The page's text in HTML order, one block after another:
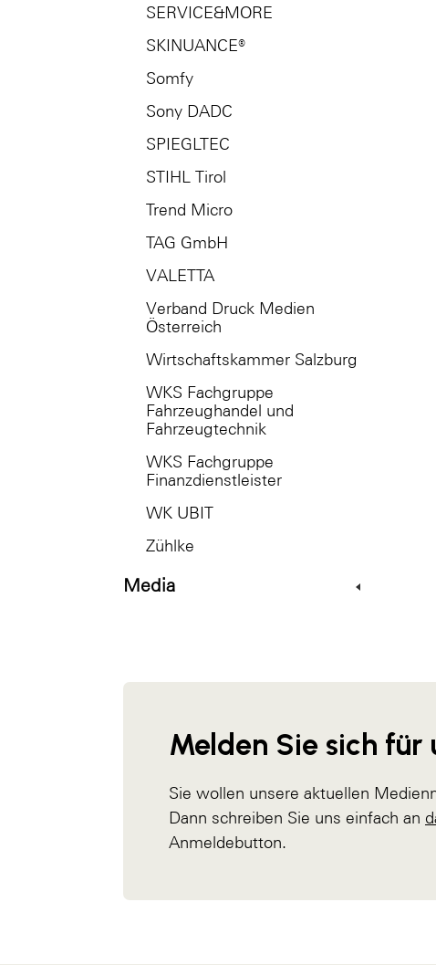
SERVICE&MORE
SKINUANCE®
Somfy
Sony DADC
SPIEGLTEC
STIHL Tirol
Trend Micro
TAG GmbH
VALETTA
Verband Druck Medien
Österreich
Wirtschaftskammer Salzburg
WKS Fachgruppe
Fahrzeughandel und
Fahrzeugtechnik
WKS Fachgruppe
Finanzdienstleister
WK UBIT
Zühlke
Media
Melden Sie sich für
Sie wollen unsere aktuellen
Dann schreiben Sie uns einfach an
Anmeldebutton.